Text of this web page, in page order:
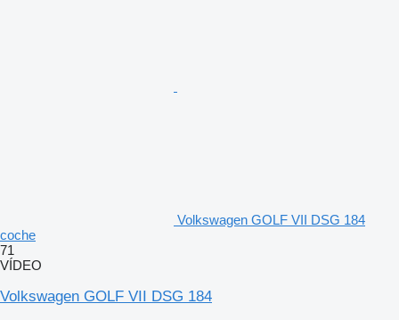
Volkswagen GOLF VII DSG 184
coche
71
VÍDEO
Volkswagen GOLF VII DSG 184